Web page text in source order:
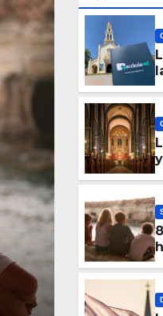
DESTACAMOS
La